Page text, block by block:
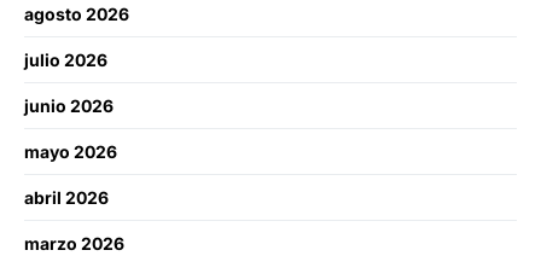
agosto 2026
julio 2026
junio 2026
mayo 2026
abril 2026
marzo 2026